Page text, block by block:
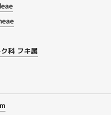
科 フキ属